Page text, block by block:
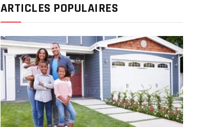
ARTICLES POPULAIRES